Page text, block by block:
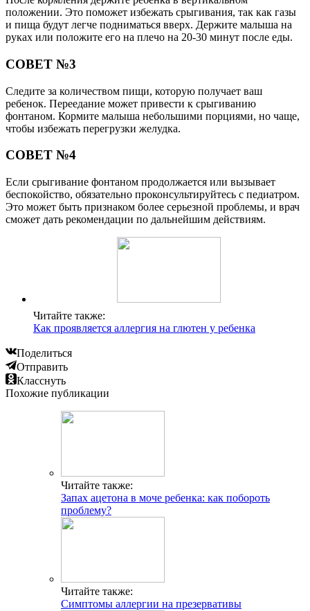
положении. Это поможет избежать срыгивания, так как газы
и пища будут легче подниматься вверх. Держите малыша на
руках или положите его на плечо на 20-30 минут после еды.
СОВЕТ №3
Следите за количеством пищи, которую получает ваш
ребенок. Переедание может привести к срыгиванию
фонтаном. Кормите малыша небольшими порциями, но чаще,
чтобы избежать перегрузки желудка.
СОВЕТ №4
Если срыгивание фонтаном продолжается или вызывает
беспокойство, обязательно проконсультируйтесь с педиатром.
Это может быть признаком более серьезной проблемы, и врач
сможет дать рекомендации по дальнейшим действиям.
Читайте также:
Как проявляется аллергия на глютен у ребенка
Поделиться
Отправить
Класснуть
Похожие публикации
Читайте также:
Запах ацетона в моче ребенка: как побороть
проблему?
Читайте также:
Симптомы аллергии на презервативы